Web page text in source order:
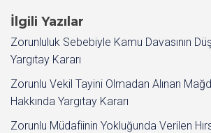
İlgili Yazılar
Zorunluluk Sebebiyle Kamu Davasının
Yargıtay Kararı
Zorunlu Vekil Tayini Olmadan Alınan
Hakkında Yargıtay Kararı
Zorunlu Müdafiinin Yokluğunda Verilen